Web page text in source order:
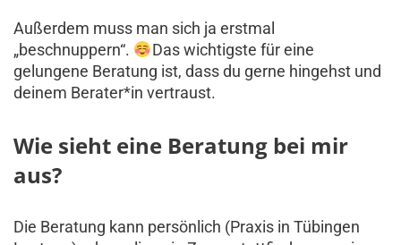
Außerdem muss man sich ja erstmal
„beschnuppern“.
Das wichtigste für eine
gelungene Beratung ist, dass du gerne hingehst und
deinem Berater*in vertraust.
Wie sieht eine Beratung bei mir
aus?
Die Beratung kann persönlich (Praxis in Tübingen